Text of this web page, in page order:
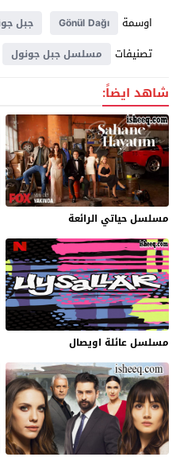
اوسمة
Gönül Dağı جبل
تصنيفات مسلسل جبل جونول
شاهد ايضاً:
مسلسل حياتي الرائعة
مسلسل عائلة اويصال